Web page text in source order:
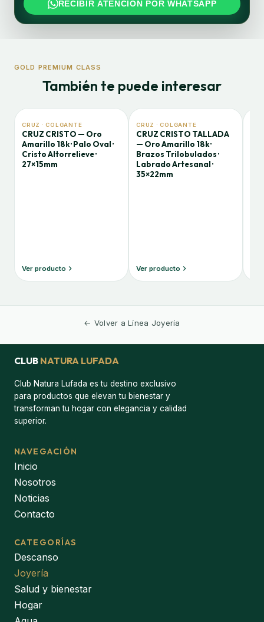
RECIBIR ATENCIÓN POR WHATSAPP
GOLD PREMIUM CLASS
También te puede interesar
CRUZ · COLGANTE
CRUZ CRISTO — Oro
Amarillo 18k · Palo Oval ·
Cristo Altorrelieve ·
27×15mm
Ver producto
CRUZ · COLGANTE
CRUZ CRISTO TALLADA
— Oro Amarillo 18k ·
Brazos Trilobulados ·
Labrado Artesanal ·
35×22mm
Ver producto
← Volver a Línea Joyería
CLUB NATURA LUFADA
Club Natura Lufada es tu destino exclusivo
para productos que elevan tu bienestar y
transforman tu hogar con elegancia y calidad
superior.
NAVEGACIÓN
Inicio
Nosotros
Noticias
Contacto
CATEGORÍAS
Descanso
Joyería
Salud y bienestar
Hogar